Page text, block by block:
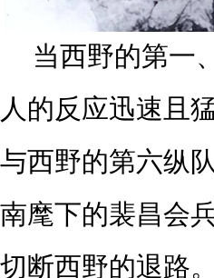
当西野的第一
人的反应迅速且
与西野的第六纵
南麾下的裴昌会
切断西野的退路